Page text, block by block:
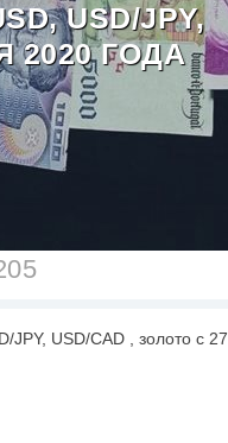
USD/JPY,
2020 ГОДА
JPY, USD/САD , золото с 27